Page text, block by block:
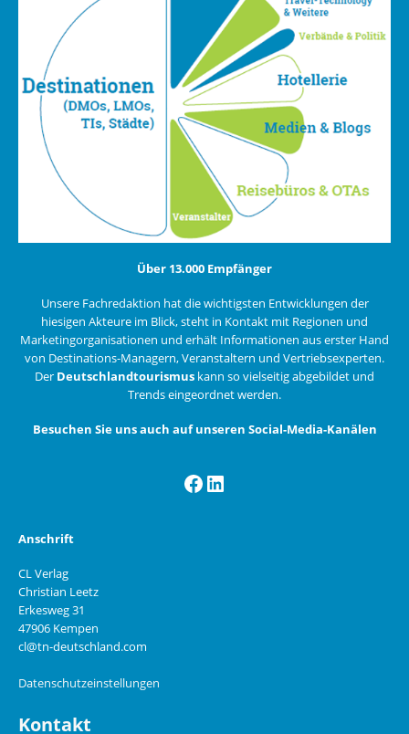
Über 13.000 Empfänger
Unsere Fachredaktion hat die wichtigsten Entwicklungen der
hiesigen Akteure im Blick, steht in Kontakt mit Regionen und
Marketingorganisationen und erhält Informationen aus erster Hand
von Destinations-Managern, Veranstaltern und Vertriebsexperten.
Der Deutschlandtourismus kann so vielseitig abgebildet und
Trends eingeordnet werden.
Besuchen Sie uns auch auf unseren Social-Media-Kanälen
Facebook
LinkedIn
Anschrift
CL Verlag
Christian Leetz
Erkesweg 31
47906 Kempen
cl@tn-deutschland.com
Datenschutzeinstellungen
Kontakt